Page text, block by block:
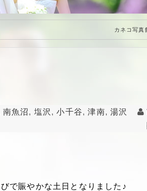
カネコ写真
南魚沼, 塩沢 ,小千谷,津南,湯沢
で賑やかな土日となりました♪